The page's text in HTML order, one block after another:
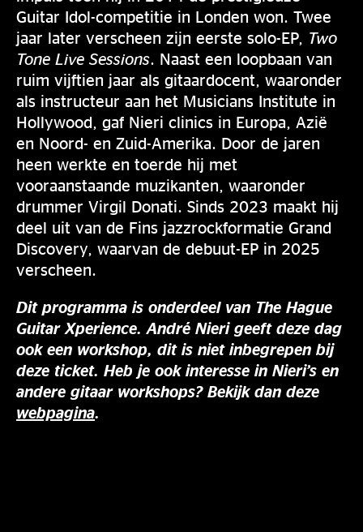
Guitar Idol-competitie in Londen won. Twee
jaar later verscheen zijn eerste solo-EP, Two
Tone Live Sessions. Naast een loopbaan van
ruim vijftien jaar als gitaardocent, waaronder
als instructeur aan het Musicians Institute in
Hollywood, gaf Nieri clinics in Europa, Azië
en Noord- en Zuid-Amerika. Door de jaren
heen werkte en toerde hij met
vooraanstaande muzikanten, waaronder
drummer Virgil Donati. Sinds 2023 maakt hij
deel uit van de Fins jazzrockformatie Grand
Discovery, waarvan de debuut-EP in 2025
verscheen.
Dit programma is onderdeel van The Hague
Guitar Xperience. André Nieri geeft deze dag
ook een workshop, dit is niet inbegrepen bij
deze ticket. Heb je ook interesse in Nieri’s en
andere gitaar workshops? Bekijk dan deze
webpagina.